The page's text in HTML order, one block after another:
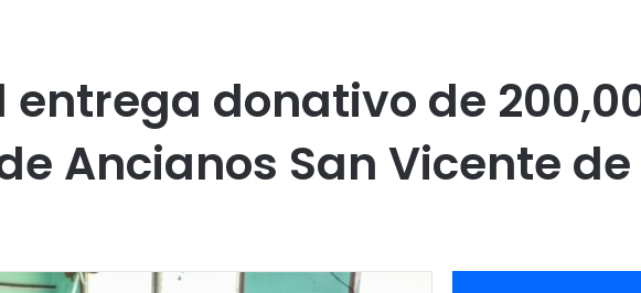
donativo de
Ancianos San Vicente de